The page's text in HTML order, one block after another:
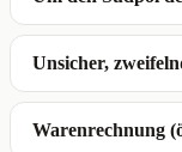
Unsicher,
Warenrechnung